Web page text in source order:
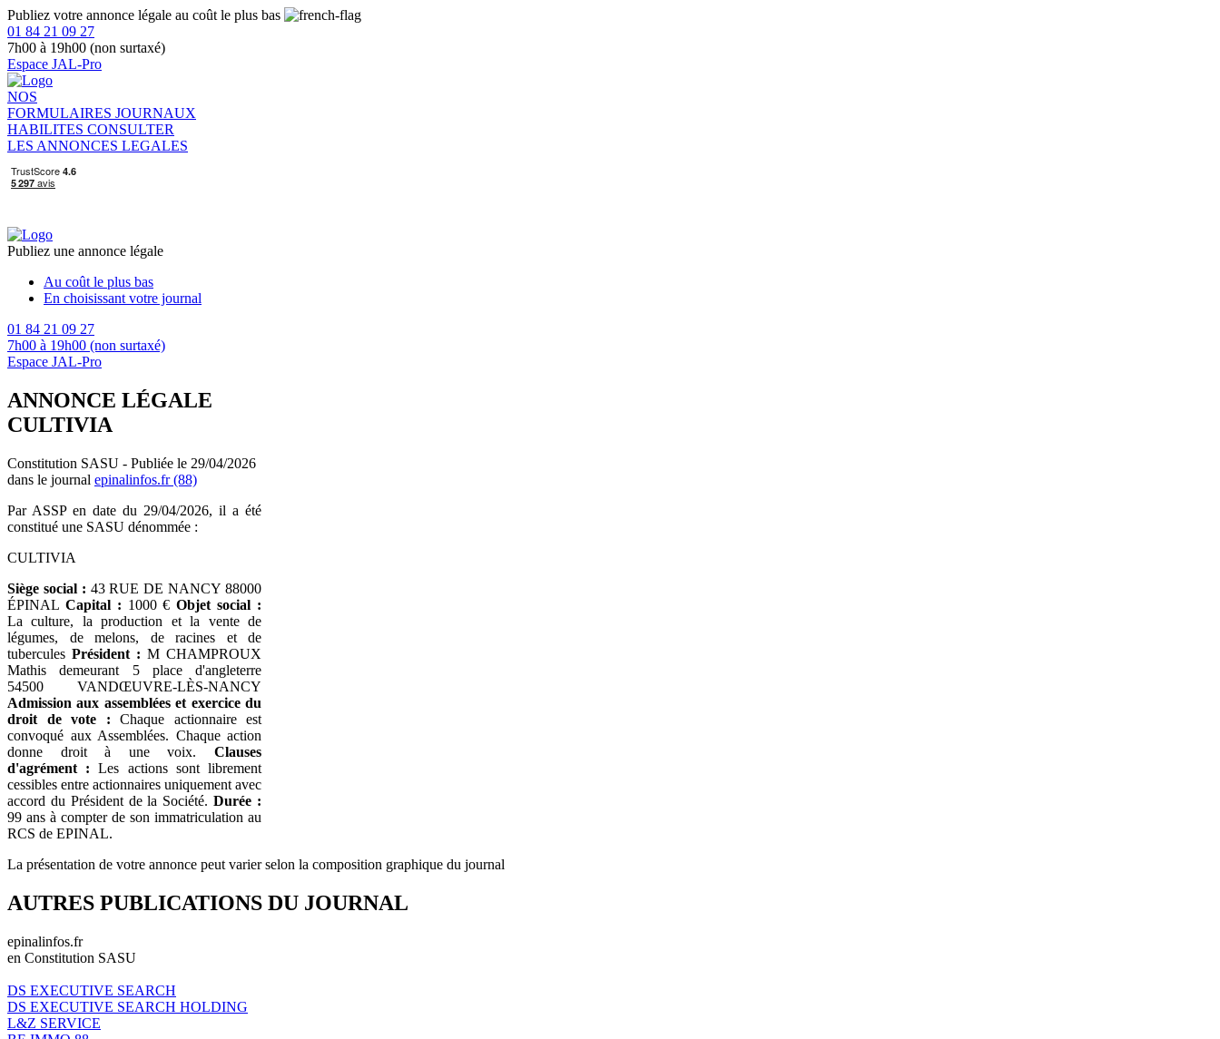
Publiez votre annonce légale au coût le plus bas
01 84 21 09 27
7h00 à 19h00 (non surtaxé)
Espace JAL-Pro
NOS
FORMULAIRES JOURNAUX
HABILITES CONSULTER
LES ANNONCES LEGALES
Publiez une annonce légale
Au coût le plus bas
En choisissant votre journal
01 84 21 09 27
7h00 à 19h00 (non surtaxé)
Espace JAL-Pro
ANNONCE LÉGALE
CULTIVIA
Constitution SASU - Publiée le 29/04/2026
dans le journal epinalinfos.fr (88)
Par ASSP en date du 29/04/2026, il a été
constitué une SASU dénommée :
CULTIVIA
Siège social : 43 RUE DE NANCY 88000
ÉPINAL Capital : 1000 €Objet social :
La culture, la production et la vente de
légumes, de melons, de racines et de
tubercules Président : M CHAMPROUX
Mathis demeurant 5 place d'angleterre
54500 VANDŒUVRE-LÈS-NANCY
Admission aux assemblées et exercice du
droit de vote : Chaque actionnaire est
convoqué aux Assemblées. Chaque action
donne droit à une voix. Clauses
d'agrément : Les actions sont librement
cessibles entre actionnaires uniquement avec
accord du Président de la Société.Durée :
99 ans à compter de son immatriculation au
RCS de EPINAL.
La présentation de votre annonce peut varier selon la composition graphique du journal
AUTRES PUBLICATIONS DU JOURNAL
epinalinfos.fr
en Constitution SASU
DS EXECUTIVE SEARCH
DS EXECUTIVE SEARCH HOLDING
L&Z SERVICE